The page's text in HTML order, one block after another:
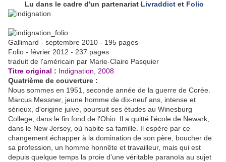
Lu dans le cadre d'un partenariat Livraddictet Folio
Gallimard - septembre 2010 - 195 pages
Folio - février 2012 - 237 pages
traduit de l'américain par Marie-Claire Pasquier
Titre original : Indignation, 2008
Quatrième de couverture :
Nous sommes en 1951, seconde année de la guerre de Corée.
Marcus Messner, jeune homme de dix-neuf ans, intense et
sérieux, d'origine juive, poursuit ses études au Winesburg
College, dans le fin fond de l'Ohio. Il a quitté l'école de Newark,
dans le New Jersey, où habite sa famille. Il espère par ce
changement échapper à la domination de son père, boucher de
sa profession, un homme honnête et travailleur, mais qui est
depuis quelque temps la proie d'une véritable paranoïa au sujet